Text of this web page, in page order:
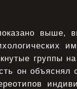
выше,
группы
он объяснял